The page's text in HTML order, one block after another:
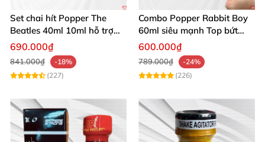
Set chai hít Popper The
Beatles 40ml 10ml hỗ trợ
giãn nở hậu môn cho Top
690.000₫
841.000₫
-18%
(227)
Combo Popper Rabbit Boy
60ml siêu mạnh Top bứt
phá giới hạn
600.000₫
789.000₫
-24%
(226)